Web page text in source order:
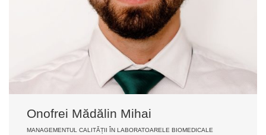
Onofrei Mădălin Mihai
MANAGEMENTUL CALITĂȚII ÎN LABORATOARELE BIOMEDICALE